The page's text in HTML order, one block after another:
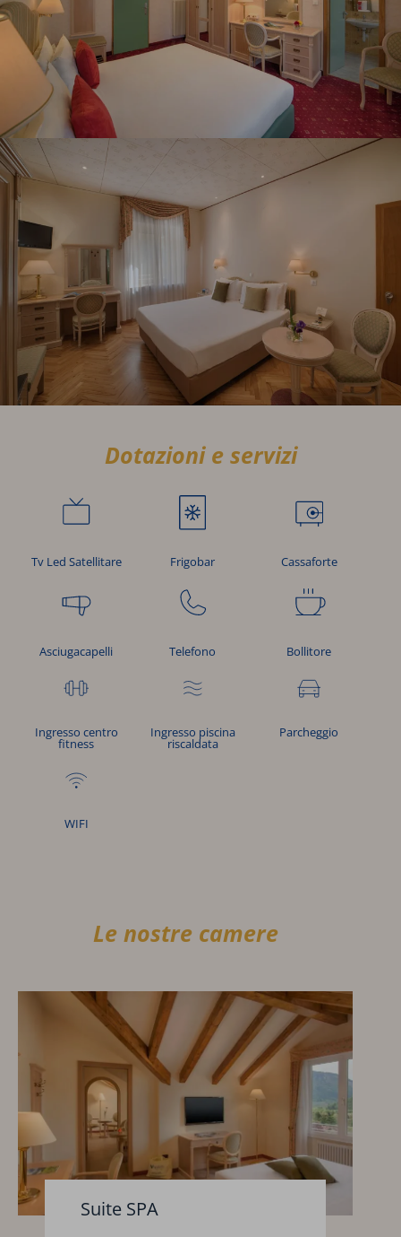
Dotazioni e servizi
Tv Led Satellitare Frigobar Cassaforte
Asciugacapelli Telefono Bollitore
Ingresso centro
fitness
Ingresso piscina
riscaldata
Parcheggio
WIFI
Le nostre camere
Suite SPA